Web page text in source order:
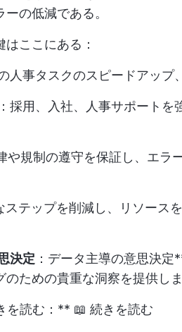
の低減である。
ここにある：
人事タスクのスピードアッ
：採用、入社、人事サポート
や規制の遵守を保証し、エラ
ステップを削減し、リソース
決定 ：データ主導の意思決
ための貴重な洞察を提供しま
を読む：** 📖 続きを読む